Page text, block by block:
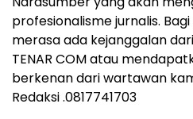
profesionalisme jurnalis.
merasa ada kejanggalan
TENAR COM atau
berkenan dari wartawan
Redaksi .0817741703